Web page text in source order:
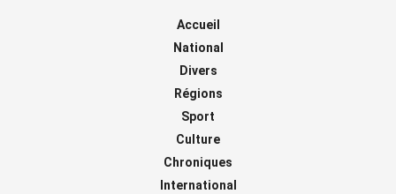
Accueil
National
Divers
Régions
Sport
Culture
Chroniques
International